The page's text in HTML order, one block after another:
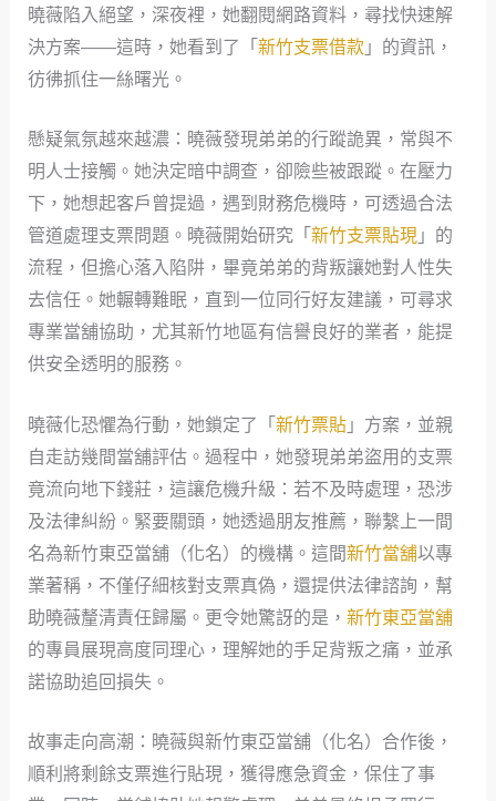
曉薇陷入絕望，深夜裡，她翻閱網路資料，尋找快速解
決方案——這時，她看到了「 新竹支票借款」的資訊，
彷彿抓住一絲曙光。
懸疑氣氛越來越濃：曉薇發現弟弟的行蹤詭異，常與不
明人士接觸。她決定暗中調查，卻險些被跟蹤。在壓力
下，她想起客戶曾提過，遇到財務危機時，可透過合法
管道處理支票問題。曉薇開始研究「 新竹支票貼現」的
流程，但擔心落入陷阱，畢竟弟弟的背叛讓她對人性失
去信任。她輾轉難眠，直到一位同行好友建議，可尋求
專業當舖協助，尤其新竹地區有信譽良好的業者，能提
供安全透明的服務。
曉薇化恐懼為行動，她鎖定了「 新竹票貼」方案，並親
自走訪幾間當舖評估。過程中，她發現弟弟盜用的支票
竟流向地下錢莊，這讓危機升級：若不及時處理，恐涉
及法律糾紛。緊要關頭，她透過朋友推薦，聯繫上一間
名為新竹東亞當舖（化名）的機構。這間新竹當舖以專
業著稱，不僅仔細核對支票真偽，還提供法律諮詢，幫
助曉薇釐清責任歸屬。更令她驚訝的是， 新竹東亞當舖
的專員展現高度同理心，理解她的手足背叛之痛，並承
諾協助追回損失。
故事走向高潮：曉薇與新竹東亞當舖（化名）合作後，
順利將剩餘支票進行貼現，獲得應急資金，保住了事